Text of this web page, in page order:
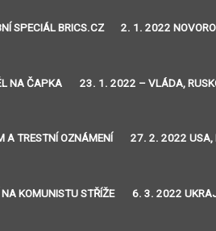
SPECIÁL BRICS.CZ 2. 1. 2022
NA ČAPKA 23. 1. 2022 – VLÁDA,
TRESTNÍ OZNÁMENÍ 27. 2. 2022 USA,
KOMUNISTU STŘÍŽE 6. 3. 2022